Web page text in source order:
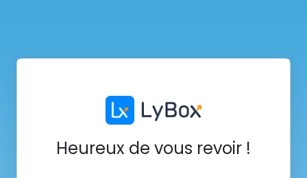
Heureux de vous revoir !